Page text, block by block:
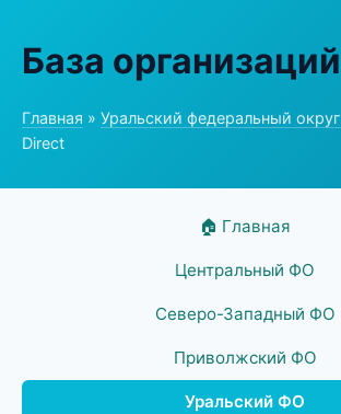
База организаций
Главная » Уральский федеральный округ
Direct
🏠 Главная
Центральный ФО
Северо-Западный ФО
Приволжский ФО
Уральский ФО